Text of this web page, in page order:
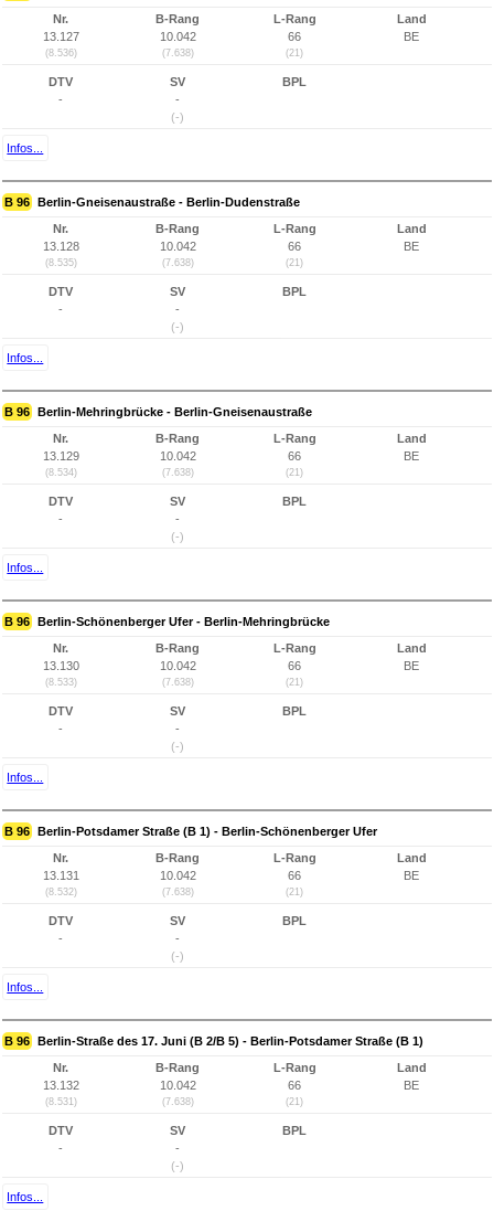
Nr.
13.127
(8.536)
B-Rang
10.042
(7.638)
L-Rang
66
(21)
Land
BE
DTV
-
SV
-
(-)
BPL
Infos...
B 96 Berlin-Gneisenaustraße - Berlin-Dudenstraße
Nr.
13.128
(8.535)
B-Rang
10.042
(7.638)
L-Rang
66
(21)
Land
BE
DTV
-
SV
-
(-)
BPL
Infos...
B 96 Berlin-Mehringbrücke - Berlin-Gneisenaustraße
Nr.
13.129
(8.534)
B-Rang
10.042
(7.638)
L-Rang
66
(21)
Land
BE
DTV
-
SV
-
(-)
BPL
Infos...
B 96 Berlin-Schönenberger Ufer - Berlin-Mehringbrücke
Nr.
13.130
(8.533)
B-Rang
10.042
(7.638)
L-Rang
66
(21)
Land
BE
DTV
-
SV
-
(-)
BPL
Infos...
B 96 Berlin-Potsdamer Straße (B 1) - Berlin-Schönenberger Ufer
Nr.
13.131
(8.532)
B-Rang
10.042
(7.638)
L-Rang
66
(21)
Land
BE
DTV
-
SV
-
(-)
BPL
Infos...
B 96 Berlin-Straße des 17. Juni (B 2/B 5) - Berlin-Potsdamer Straße (B 1)
Nr.
13.132
(8.531)
B-Rang
10.042
(7.638)
L-Rang
66
(21)
Land
BE
DTV
-
SV
-
(-)
BPL
Infos...